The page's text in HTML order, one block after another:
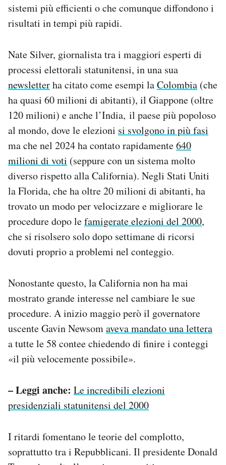
sistemi più efficienti o che comunque diffondono i
risultati in tempi più rapidi.
Nate Silver, giornalista tra i maggiori esperti di
processi elettorali statunitensi, in una sua
newsletterha citato come esempi laColombia (che
ha quasi 60 milioni di abitanti), il Giappone (oltre
120 milioni) e anche l’India, il paese più popoloso
al mondo, dove le elezioni si svolgono in più fasi
ma che nel 2024 ha contato rapidamente640
milioni di voti (seppure con un sistema molto
diverso rispetto alla California). Negli Stati Uniti
la Florida, che ha oltre 20 milioni di abitanti, ha
trovato un modo per velocizzare e migliorare le
procedure dopo lefamigerate elezioni del 2000,
che si risolsero solo dopo settimane di ricorsi
dovuti proprio a problemi nel conteggio.
Nonostante questo, la California non ha mai
mostrato grande interesse nel cambiare le sue
procedure. A inizio maggio però il governatore
uscente Gavin Newsomaveva mandato una lettera
a tutte le 58 contee chiedendo di finire i conteggi
«il più velocemente possibile».
– Leggi anche: Le incredibili elezioni
presidenziali statunitensi del 2000
I ritardi fomentano le teorie del complotto,
soprattutto tra i Repubblicani. Il presidente Donald